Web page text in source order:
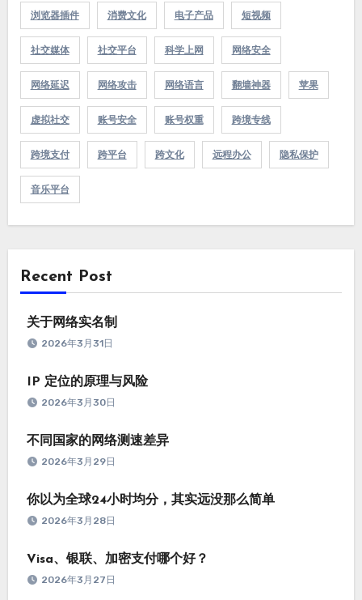
浏览器插件 消费文化 电子产品 短视频
社交媒体 社交平台 科学上网 网络安全
网络延迟 网络攻击 网络语言 翻墙神器 苹果
虚拟社交 账号安全 账号权重 跨境专线
跨境支付 跨平台 跨文化 远程办公 隐私保护
音乐平台
Recent Post
关于网络实名制
2026年3月31日
IP 定位的原理与风险
2026年3月30日
不同国家的网络测速差异
2026年3月29日
你以为全球24小时均分，其实远没那么简单
2026年3月28日
Visa、银联、加密支付哪个好？
2026年3月27日